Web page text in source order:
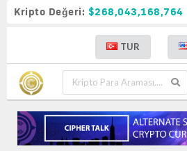
Kripto Değeri: $268,043,168,764
TUR